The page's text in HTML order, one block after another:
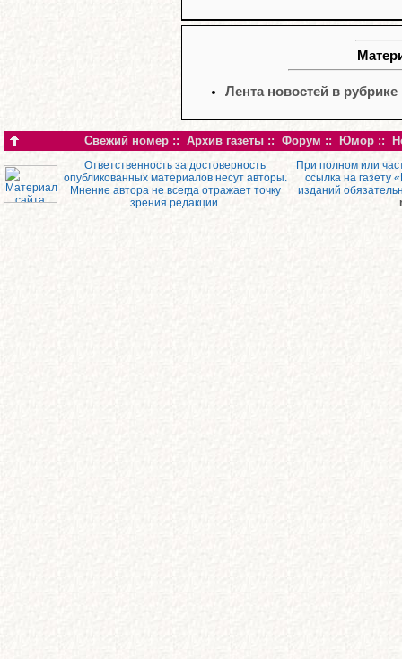
Лента новостей в
Свежий номер :: Архив газеты :: Форум :: Юмор ::
Ответственность за достоверность
опубликованных материалов несут авторы.
Мнение автора не всегда отражает точку
зрения редакции.
При полном или
ссылка на газету
изданий